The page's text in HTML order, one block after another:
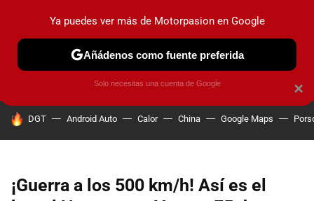
PRUEBAS COCHES ELÉCTRICOS OBSERVATORIO
HOY SE HABLA DE
DGT Android Auto Calor China Google Maps
¡Guerra a los 500 km/h! Así es el
×
Ya puedes ver más de Motorpasion en Google
Añádenos como fuente preferida
Solo necesitas una cuenta de Google